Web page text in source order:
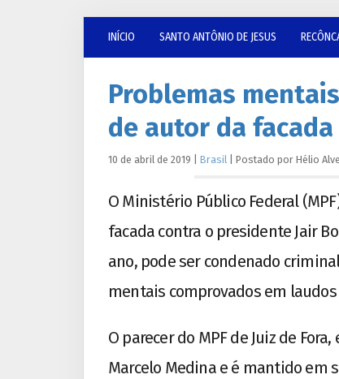
INÍCIO SANTO ANTÔNIO DE JESUS
Problemas
de autor da
10 de abril de 2019 Brasil Postado por Hélio
O Ministério Público Federal
facada contra o presidente Jair
ano, pode ser condenado
mentais comprovados em
O parecer do MPF de Juiz de
Marcelo Medina e é mantido em